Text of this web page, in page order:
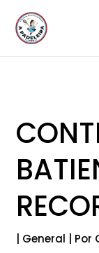
contenido
| General | Por